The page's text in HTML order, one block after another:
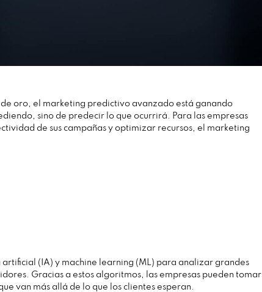
oro, el marketing predictivo avanzado está ganando
sino de predecir lo que ocurrirá. Para las empresas
de sus campañas y optimizar recursos, el marketing
(IA) y machine learning (ML) para analizar grandes
Gracias a estos algoritmos, las empresas pueden tomar
van más allá de lo que los clientes esperan.